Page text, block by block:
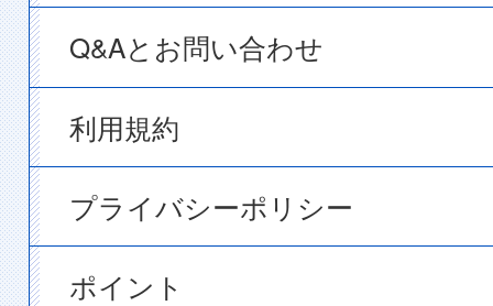
Q&Aとお問い合わせ
利用規約
プライバシーポリシー
ポイント